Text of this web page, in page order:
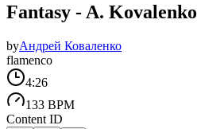
Fantasy - A. Kovalenko
byАндрей Коваленко
flamenco
4:26
133 BPM
Content ID